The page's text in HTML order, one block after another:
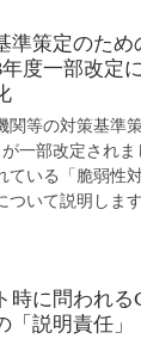
準策定のため
度一部改定
等の対策基準
一部改定され
ている「脆弱性
いて説明します
時に問われる
説明責任」